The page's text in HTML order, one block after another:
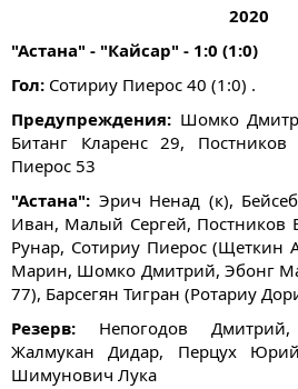
2020
"Астана" - "Кайсар" - 1:0 (1:0)
Гол: Сотириу Пиерос 40 (1:0) .
Предупреждения: Шомко
Битанг Кларенс 29,
Пиерос 53
"Астана": Эрич Ненад (к),
Иван, Малый Сергей, Постников
Рунар, Сотириу Пиерос (Щеткин
Марин, Шомко Дмитрий, Эбонг
77), Барсегян Тигран (Ротариу
Резерв: Непогодов Дмитрий,
Жалмукан Дидар, Перцух
Шимунович Лука